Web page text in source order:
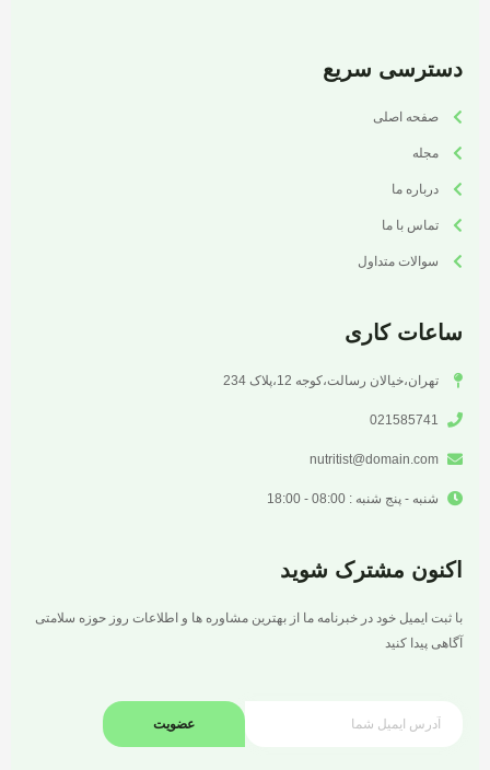
دسترسی سریع
صفحه اصلی
مجله
درباره ما
تماس با ما
سوالات متداول
ساعات کاری
تهران،خیالان رسالت،کوجه 12،پلاک 234
021585741
nutritist@domain.com
شنبه - پنج شنبه : 08:00 - 18:00
اکنون مشترک شوید
با ثبت ایمیل خود در خبرنامه ما از بهترین مشاوره ها و اطلاعات روز حوزه سلامتی
آگاهی پیدا کنید
عضویت